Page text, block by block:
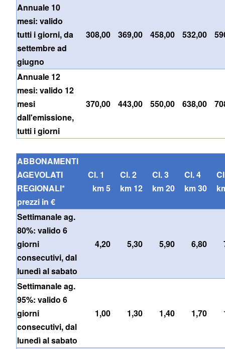
Annuale 10
mesi: valido
tutti i giorni, da
settembre ad
giugno
308,00 369,00 458,00 532,00
Annuale 12
mesi: valido 12
mesi
dall'emissione,
tutti i giorni
370,00 443,00 550,00 638,00
ABBONAMENTI
AGEVOLATI
REGIONALI*
prezzi in €
Cl. 1
km 5
Cl. 2
km 12
Cl. 3
km 20
Cl. 4
km 30
Settimanale ag.
80%: valido 6
giorni
consecutivi, dal
lunedì al sabato
4,20 5,30 5,90 6,80
Settimanale ag.
95%: valido 6
giorni
consecutivi, dal
lunedì al sabato
1,00 1,30 1,40 1,70